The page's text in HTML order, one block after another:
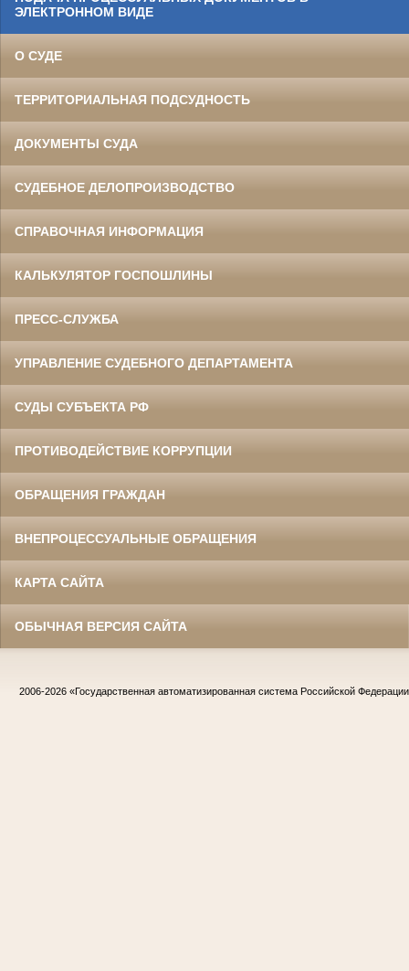
ЭЛЕКТРОННОМ ВИДЕ
О СУДЕ
ТЕРРИТОРИАЛЬНАЯ ПОДСУДНОСТЬ
ДОКУМЕНТЫ СУДА
СУДЕБНОЕ ДЕЛОПРОИЗВОДСТВО
СПРАВОЧНАЯ ИНФОРМАЦИЯ
КАЛЬКУЛЯТОР ГОСПОШЛИНЫ
ПРЕСС-СЛУЖБА
УПРАВЛЕНИЕ СУДЕБНОГО ДЕПАРТАМЕНТА
СУДЫ СУБЪЕКТА РФ
ПРОТИВОДЕЙСТВИЕ КОРРУПЦИИ
ОБРАЩЕНИЯ ГРАЖДАН
ВНЕПРОЦЕССУАЛЬНЫЕ ОБРАЩЕНИЯ
КАРТА САЙТА
ОБЫЧНАЯ ВЕРСИЯ САЙТА
2006-2026 «Государственная автоматизированная система Российской